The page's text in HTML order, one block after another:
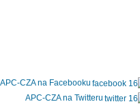
APC-CZA na Facebooku
APC-CZA na Twitteru